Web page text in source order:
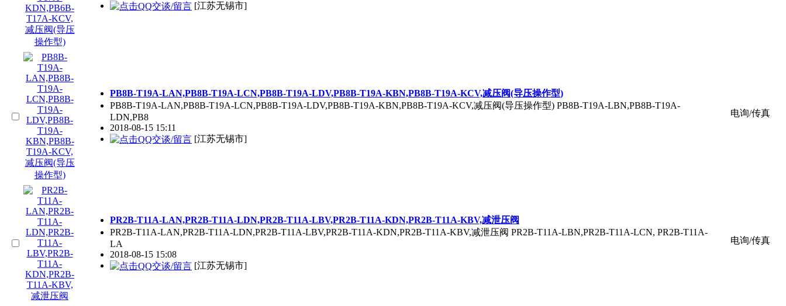
[江苏无锡市]
PB8B-T19A-LAN,PB8B-T19A-LCN,PB8B-T19A-LDV,PB8B-T19A-KBN,PB8B-T19A-KCV,减压阀(导压操作型)
PB8B-T19A-LAN,PB8B-T19A-LCN,PB8B-T19A-LDV,PB8B-T19A-KBN,PB8B-T19A-KCV,减压阀(导压操作型) PB8B-T19A-LBN,PB8B-T19A-
LDN,PB8
2018-08-15 15:11
[江苏无锡市]
电询/传真
PR2B-T11A-LAN,PR2B-T11A-LDN,PR2B-T11A-LBV,PR2B-T11A-KDN,PR2B-T11A-KBV,减泄压阀
PR2B-T11A-LAN,PR2B-T11A-LDN,PR2B-T11A-LBV,PR2B-T11A-KDN,PR2B-T11A-KBV,减泄压阀 PR2B-T11A-LBN,PR2B-T11A-LCN, PR2B-T11A-
LA
2018-08-15 15:08
[江苏无锡市]
电询/传真